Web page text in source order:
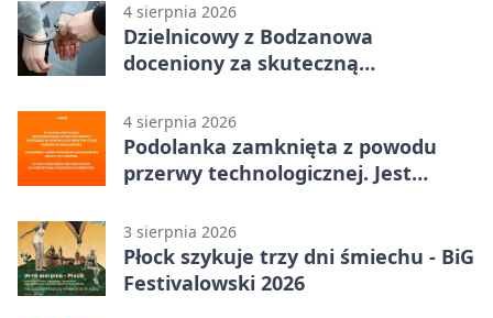
4 sierpnia 2026
Dzielnicowy z Bodzanowa
doceniony za skuteczną
4 sierpnia 2026
Podolanka zamknięta z powodu
przerwy technologicznej. Jest
3 sierpnia 2026
Płock szykuje trzy dni śmiechu - BiG
Festivalowski 2026